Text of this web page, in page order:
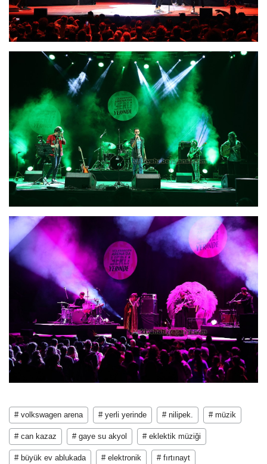
# volkswagen arena # yerli yerinde # nilipek. # müzik
# can kazaz # gaye su akyol # eklektik müziği
# büyük ev ablukada # elektronik # fırtınayt